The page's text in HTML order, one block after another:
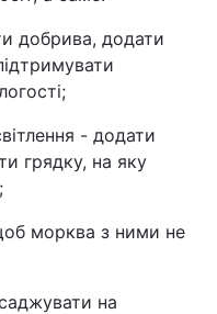
добрива, додати
- додати
грядку, на яку
морква з ними не
на